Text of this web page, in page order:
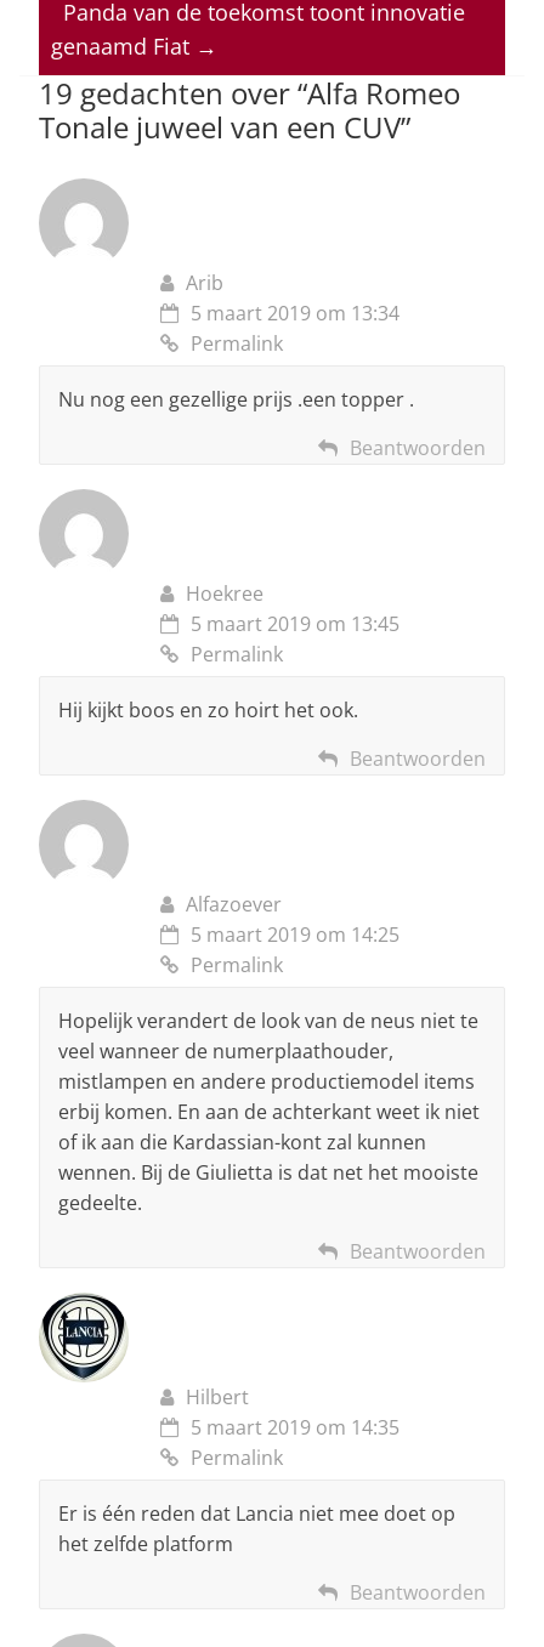
p
p
o
o
k
n s
Panda van de toekomst toont innovatie
genaamd Fiat →
19 gedachten over “Alfa Romeo
Tonale juweel van een CUV”
Arib
5 maart 2019 om 13:34
Permalink
Nu nog een gezellige prijs .een topper .
Beantwoorden
Hoekree
5 maart 2019 om 13:45
Permalink
Hij kijkt boos en zo hoirt het ook.
Beantwoorden
Alfazoever
5 maart 2019 om 14:25
Permalink
Hopelijk verandert de look van de neus niet te
veel wanneer de numerplaathouder,
mistlampen en andere productiemodel items
erbij komen. En aan de achterkant weet ik niet
of ik aan die Kardassian-kont zal kunnen
wennen. Bij de Giulietta is dat net het mooiste
gedeelte.
Beantwoorden
Hilbert
5 maart 2019 om 14:35
Permalink
Er is één reden dat Lancia niet mee doet op
het zelfde platform
Beantwoorden